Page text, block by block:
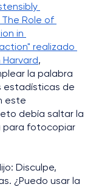
Role of
in
realizado
Harvard,
la palabra
estadísticas de
este
debía saltar la
para fotocopiar
Disculpe,
¿Puedo usar la